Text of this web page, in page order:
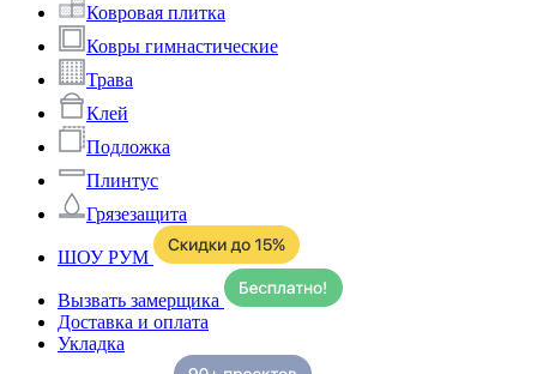
Ковровая плитка
Ковры гимнастические
Трава
Клей
Подложка
Плинтус
Грязезащита
ШОУ РУМ
Вызвать замерщика
Доставка и оплата
Укладка